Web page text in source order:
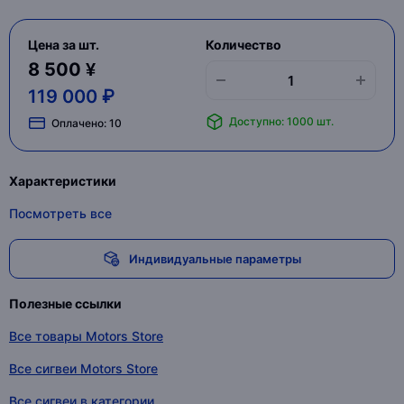
Цена за шт.
8 500 ¥
119 000 ₽
Оплачено: 10
Количество
Доступно: 1000 шт.
Характеристики
Посмотреть все
Индивидуальные параметры
Полезные ссылки
Все товары Motors Store
Все сигвеи Motors Store
Все сигвеи в категории